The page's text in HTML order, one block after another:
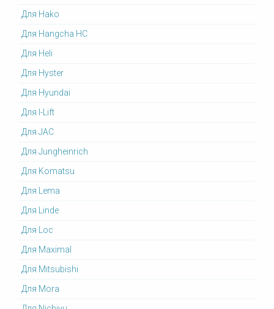
Для Hako
Для Hangcha HC
Для Heli
Для Hyster
Для Hyundai
Для I-Lift
Для JAC
Для Jungheinrich
Для Komatsu
Для Lema
Для Linde
Для Loc
Для Maximal
Для Mitsubishi
Для Mora